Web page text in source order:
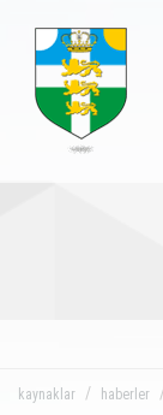
kaynaklar haberler